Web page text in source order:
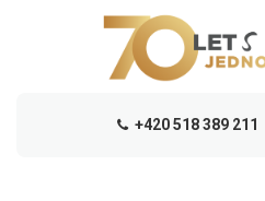
+420 518 389 211